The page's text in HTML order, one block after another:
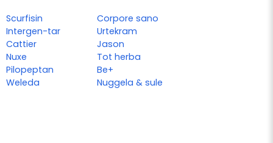
Scurfisin
Intergen-tar
Cattier
Nuxe
Pilopeptan
Weleda
Corpore sano
Urtekram
Jason
Tot herba
Be+
Nuggela & sule